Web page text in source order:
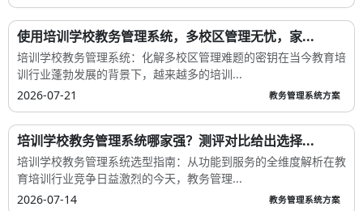
使用培训学校教务管理系统，多校区管理无忧，家...
培训学校教务管理系统：化解多校区管理难题的密钥在当今教育培
训行业蓬勃发展的背景下，越来越多的培训...
2026-07-21
教务管理系统方案
培训学校教务管理系统哪家强？测评对比给出选择...
培训学校教务管理系统选型指南：从功能到服务的全维度解析在教
育培训行业竞争日益激烈的今天，教务管理...
2026-07-14
教务管理系统方案